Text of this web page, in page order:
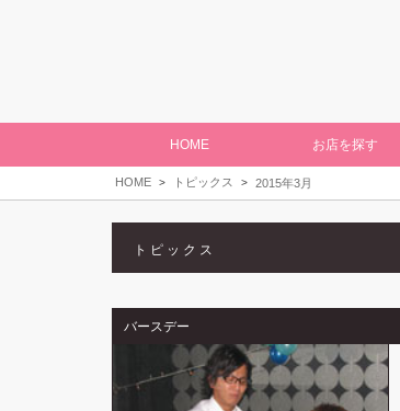
HOME お店を探す
HOME トピックス 2015年3月
トピックス
バースデー